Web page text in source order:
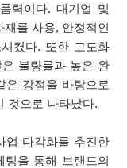
력이다. 대기업 및
를 사용, 안정적인
켰다. 또한 고도화
불량률과 높은 완
은 강점을 바탕으로
것으로 나타났다.
업 다각화를 추진한
팅을 통해 브랜드의